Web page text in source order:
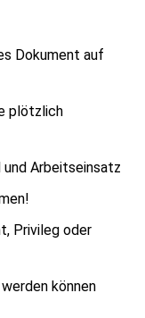
Dokument auf
plötzlich
Arbeitseinsatz
Privileg oder
können